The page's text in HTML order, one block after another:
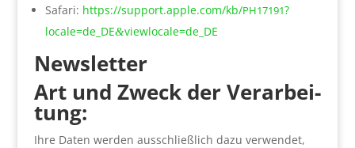
Safa­ri: https://support.apple.com/kb/PH17191?
locale=de_DE&viewlocale=de_DE
News­let­ter
Art und Zweck der Ver­ar­bei­
tung:
Ihre Daten wer­den aus­schließ­lich dazu ver­wen­det,